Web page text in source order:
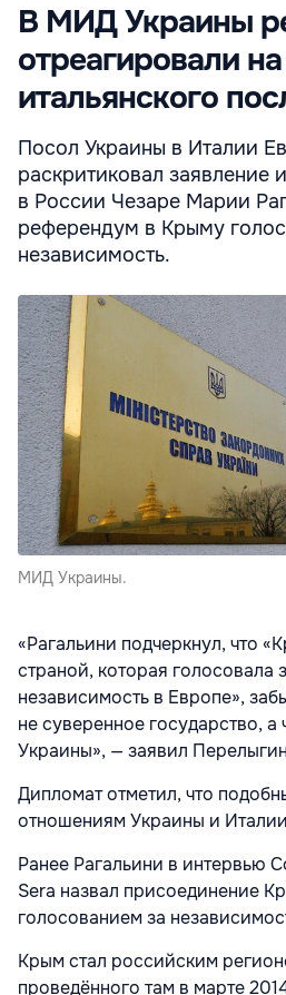
В МИД Украины
отреагировали
итальянского
Посол Украины в Италии
раскритиковал заявление
в России Чезаре Марии
референдум в Крыму
независимость.
МИД Украины.
«Рагальини подчеркнул, что
страной, которая голосовала
независимость в Европе»,
не суверенное государство, а
Украины», — заявил
Дипломат отметил, что
отношениям Украины и
Ранее Рагальини в интервью
Sera назвал присоединение
голосованием за
Крым стал российским
проведённого там в марте